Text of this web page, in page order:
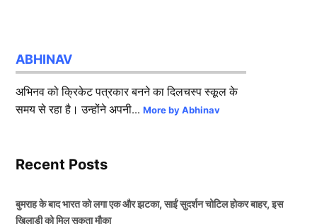
ABHINAV
अभिनव को क्रिकेट पत्रकार बनने का दिलचस्प स्कूल के
समय से रहा है। उन्होंने अपनी...More by Abhinav
Recent Posts
बुमराह के बाद भारत को लगा एक और झटका, साईं सुदर्शन चोटिल होकर बाहर, इस
खिलाड़ी को मिल सकता मौका